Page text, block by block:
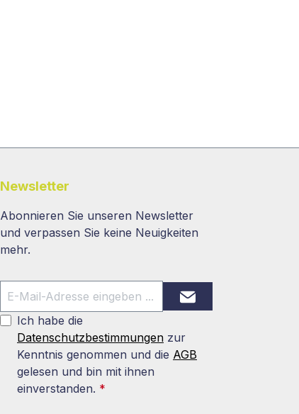
Newsletter
Abonnieren Sie unseren Newsletter
und verpassen Sie keine Neuigkeiten
mehr.
Ich habe die
Datenschutzbestimmungen zur
Kenntnis genommen und die AGB
gelesen und bin mit ihnen
einverstanden. *